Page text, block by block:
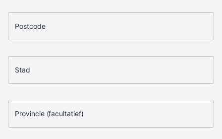
Postcode
Stad
Provincie (facultatief)